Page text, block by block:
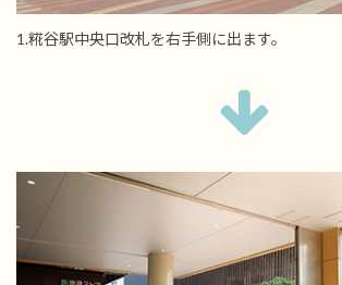
1.糀谷駅中央口改札を右手側に出ます。